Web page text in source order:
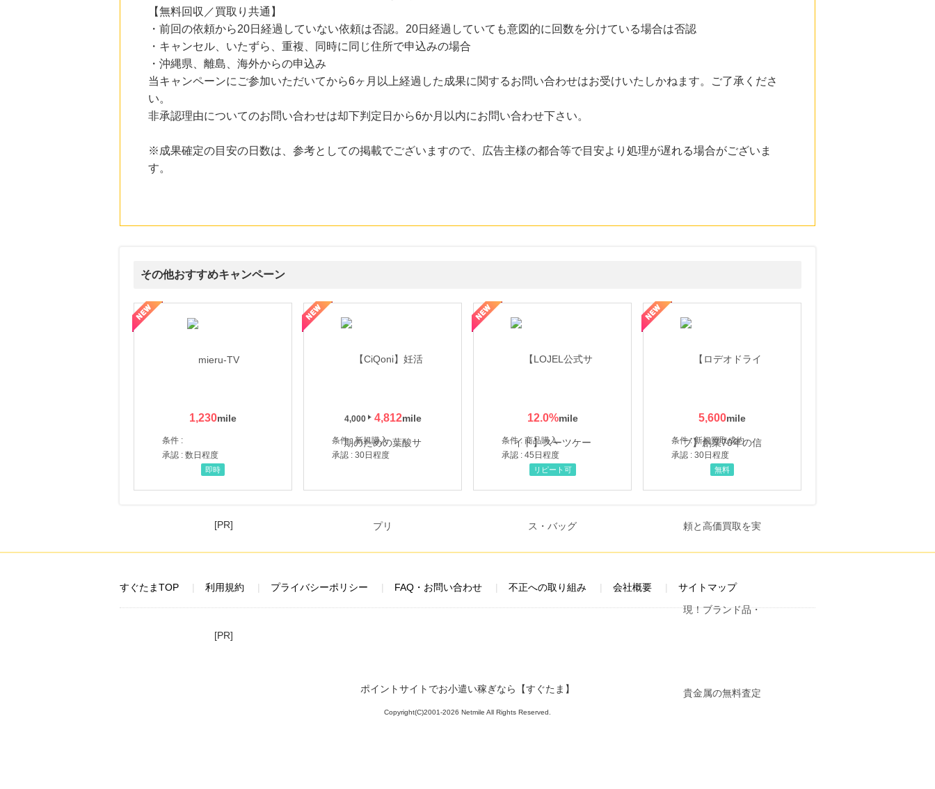
【無料回収／買取り共通】
・前回の依頼から20日経過していない依頼は否認。20日経過していても意図的に回数を分けている場合は否認
・キャンセル、いたずら、重複、同時に同じ住所で申込みの場合
・沖縄県、離島、海外からの申込み
当キャンペーンにご参加いただいてから6ヶ月以上経過した成果に関するお問い合わせはお受けいたしかねます。ご了承くださ
い。
非承認理由についてのお問い合わせは却下判定日から6か月以内にお問い合わせ下さい。
※成果確定の目安の日数は、参考としての掲載でございますので、広告主様の都合等で目安より処理が遅れる場合がございま
す。
その他おすすめキャンペーン
1,230
条件 :
承認 : 数日程度
即時
4,000 4,812
条件 : 新規購入
承認 : 30日程度
12.0%
条件 : 商品購入
承認 : 45日程度
【LOJEL公式サイト】スーツケース・バッグ
リピート可
5,600
条件 : 新規買取成約
承認 : 30日程度
【ロデオドライブ】創業70年の信頼と高価買取を実現！ブランド品・貴金属の無料査定
無料
[PR]
すぐたまTOP 利用規約 プライバシーポリシー FAQ・お問い合わせ 不正への取り組み 会社概要 サイトマップ
[PR]
ポイントサイトでお小遣い稼ぎなら【すぐたま】
Copyright(C)2001-2026 Netmile All Rights Reserved.